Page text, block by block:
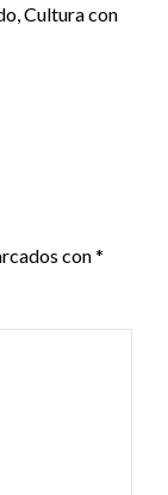
Cultura con
con*